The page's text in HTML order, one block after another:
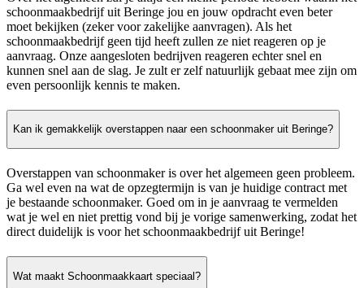
schoonmaakbedrijf uit Beringe jou en jouw opdracht even beter
moet bekijken (zeker voor zakelijke aanvragen). Als het
schoonmaakbedrijf geen tijd heeft zullen ze niet reageren op je
aanvraag. Onze aangesloten bedrijven reageren echter snel en
kunnen snel aan de slag. Je zult er zelf natuurlijk gebaat mee zijn om
even persoonlijk kennis te maken.
Kan ik gemakkelijk overstappen naar een schoonmaker uit Beringe?
Overstappen van schoonmaker is over het algemeen geen probleem.
Ga wel even na wat de opzegtermijn is van je huidige contract met
je bestaande schoonmaker. Goed om in je aanvraag te vermelden
wat je wel en niet prettig vond bij je vorige samenwerking, zodat het
direct duidelijk is voor het schoonmaakbedrijf uit Beringe!
Wat maakt Schoonmaakkaart speciaal?